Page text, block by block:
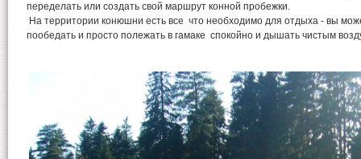
переделать или создать свой маршрут конной пробежки.
На территории конюшни есть все что необходимо для отдыха - вы
пообедать и просто полежать в гамаке спокойно и дышать чистым